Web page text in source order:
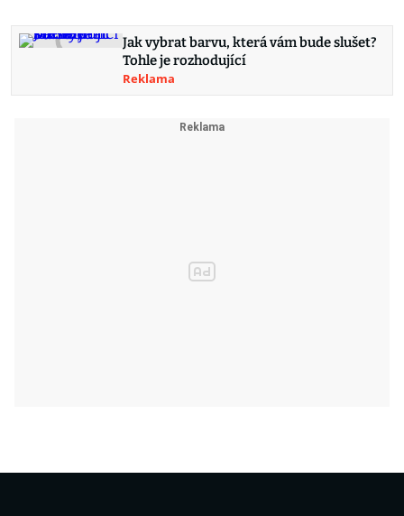
Jak vybrat barvu, která vám bude slušet?
Tohle je rozhodující
Reklama